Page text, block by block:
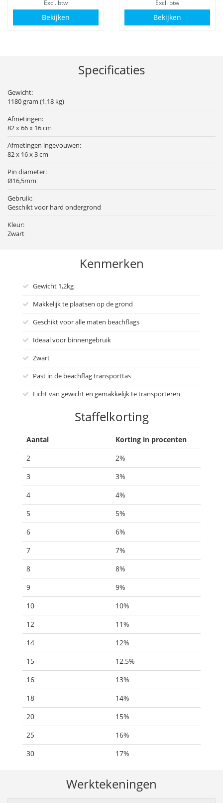
Excl. btw
Bekijken
Excl. btw
Bekijken
Specificaties
Gewicht:
1180 gram (1,18 kg)
Afmetingen:
82 x 66 x 16 cm
Afmetingen ingevouwen:
82 x 16 x 3 cm
Pin diameter:
Ø16,5mm
Gebruik:
Geschikt voor hard ondergrond
Kleur:
Zwart
Kenmerken
Gewicht 1,2kg
Makkelijk te plaatsen op de grond
Geschikt voor alle maten beachflags
Ideaal voor binnengebruik
Zwart
Past in de beachflag transporttas
Licht van gewicht en gemakkelijk te transporteren
Staffelkorting
Aantal
Korting in procenten
2
2%
3
3%
4
4%
5
5%
6
6%
7
7%
8
8%
9
9%
10
10%
12
11%
14
12%
15
12,5%
16
13%
18
14%
20
15%
25
16%
30
17%
Werktekeningen